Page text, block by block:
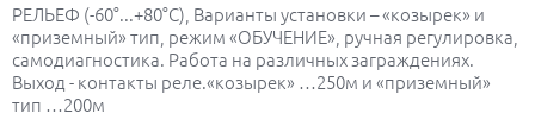
РЕЛЬЕФ (-60°...+80°С), Варианты установки – «козырек» и
«приземный» тип, режим «ОБУЧЕНИЕ», ручная регулировка,
самодиагностика. Работа на различных заграждениях.
Выход - контакты реле.«козырек» …250м и «приземный»
тип …200м